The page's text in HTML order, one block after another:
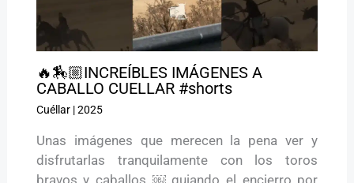
🔥🏇🏼INCREÍBLES IMÁGENES A
CABALLO CUELLAR #shorts
Cuéllar|2025
Unas imágenes que merecen la pena ver y
disfrutarlas tranquilamente con los toros